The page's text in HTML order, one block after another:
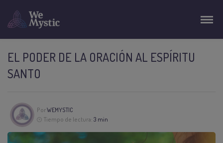
EL PODER DE LA ORACIÓN AL ESPÍRITU
SANTO
PorWEMYSTIC
Tiempo de lectura: 3 min